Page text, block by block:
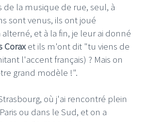
de la musique de rue, seul, à
sont venus, ils ont joué
et à la fin, je leur ai donné
Coraxet ils m'ont dit "tu viens de
l'accent français) ? Mais on
grand modèle !".
où j'ai rencontré plein
Paris ou dans le Sud, et on a